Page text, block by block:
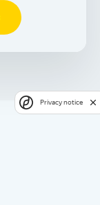
Privacy notice